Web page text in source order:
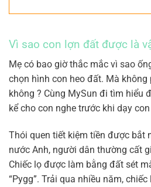
Vì sao con lợn đất được là
Mẹ có bao giờ thắc mắc vì sao
chọn hình con heo đất. Mà
không ? Cùng MySun đi tìm hiểu
kể cho con nghe trước khi dạy
Thói quen tiết kiệm tiền được bắt
nước Anh, người dân thường cất
Chiếc lọ được làm bằng đất sét
“Pygg”. Trải qua nhiều năm,